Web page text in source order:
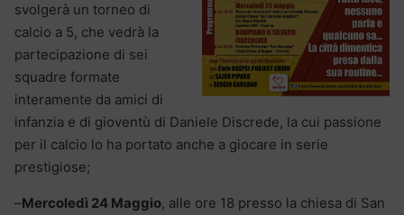
svolgerà un torneo di
calcio a 5, che vedrà la
partecipazione di sei
squadre formate
interamente da amici di
infanzia e di gioventù di Daniele Discrede, la cui passione
per il calcio lo ha portato anche a giocare in serie
prestigiose;
–Mercoledì 24 Maggio, alle ore 18 presso la chiesa di San